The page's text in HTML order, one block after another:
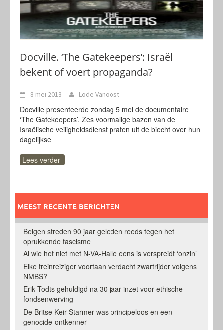
Docville. ‘The Gatekeepers’: Israël
bekent of voert propaganda?
8 mei 2013 Lode Vanoost
Docville presenteerde zondag 5 mei de documentaire
‘The Gatekeepers’. Zes voormalige bazen van de
Israëlische veiligheidsdienst praten uit de biecht over hun
dagelijkse
Lees verder
MEEST RECENTE BERICHTEN
Belgen streden 90 jaar geleden reeds tegen het
oprukkende fascisme
Al wie het niet met N-VA-Halle eens is verspreidt ‘onzin’
Elke treinreiziger voortaan verdacht zwartrijder volgens
NMBS?
Erik Todts gehuldigd na 30 jaar inzet voor ethische
fondsenwerving
De Britse Keir Starmer was principeloos en een
genocide-ontkenner